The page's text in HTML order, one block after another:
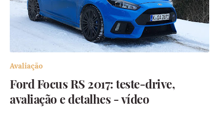
Avaliação
Ford Focus RS 2017: teste-drive,
avaliação e detalhes - vídeo